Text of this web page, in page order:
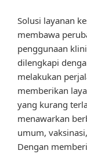
Solusi layanan
membawa
penggunaan
dilengkapi
melakukan
memberikan
yang kurang
menawarkan
umum,
Dengan